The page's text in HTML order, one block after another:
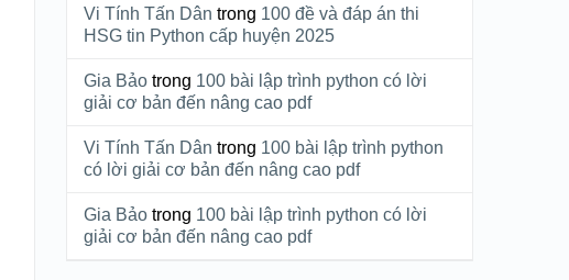
Vi Tính Tấn Dân trong 100 đề và đáp án thi
HSG tin Python cấp huyện 2025
Gia Bảo trong 100 bài lập trình python có lời
giải cơ bản đến nâng cao pdf
Vi Tính Tấn Dân trong 100 bài lập trình python
có lời giải cơ bản đến nâng cao pdf
Gia Bảo trong 100 bài lập trình python có lời
giải cơ bản đến nâng cao pdf